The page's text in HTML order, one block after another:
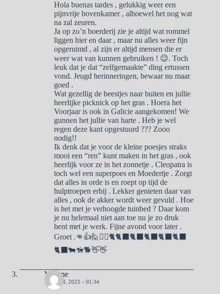
Hola buenas tardes , gelukkig weer een
pijnvrije bovenkamer , alhoewel het nog wat
na zal zeuren.
Ja op zo’n boerderij zie je altijd wat rommel
liggen hier en daar , maar nu alles weer fijn
opgeruimd , al zijn er altijd mensen die er
weer wat van kunnen gebruiken ! 😉. Toch
leuk dat je dat “zelfgemaakte” ding ertussen
vond. Jeugd herinneringen, bewaar nu maar
goed .
Wat gezellig de beestjes naar buiten en jullie
heerlijke picknick op het gras . Hoera het
Voorjaar is ook in Galicie aangekomen! We
gunnen het jullie van harte . Heb je wel
regen deze kant opgestuurd ??? Zooo
nodig!!
Ik denk dat je voor de kleine poesjes straks
mooi een “ren” kunt maken in het gras , ook
heerlijk voor ze in het zonnetje . Cleopatra is
toch wel een superpoes en Moedertje . Zorgt
dat alles in orde is en roept op tijd de
hulptroepen erbij . Lekker genieten daar van
alles , ook de akker wordt weer gevuld . Hoe
is het met je verhoogde tuinbed ? Daar kom
je nu helemaal niet aan toe nu je zo druk
bent met je werk. Fijne avond voor later .
Groet .👊👍🙋🙋‍♀️🐈🐈‍⬛🐈‍⬛🐈‍⬛🐈‍⬛🐈‍⬛
🐈‍⬛🐄🦮🐕👋👋
Yvonne
17 APRIL 2023 – 01:34